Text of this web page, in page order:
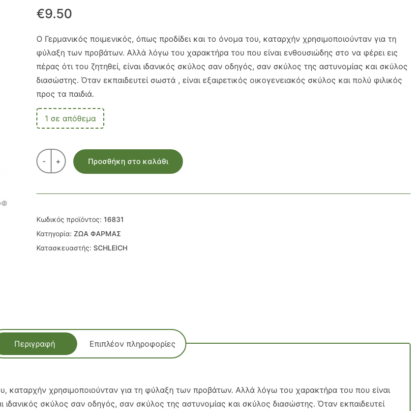
€9.50
Ο Γερμανικός ποιμενικός, όπως προδίδει και το όνομα του, καταρχήν χρησιμοποιούνταν για τη
φύλαξη των προβάτων. Αλλά λόγω του χαρακτήρα του που είναι ενθουσιώδης στο να φέρει εις
πέρας ότι του ζητηθεί, είναι ιδανικός σκύλος σαν οδηγός, σαν σκύλος της αστυνομίας και σκύλος
διασώστης. Όταν εκπαιδευτεί σωστά , είναι εξαιρετικός οικογενειακός σκύλος και πολύ φιλικός
προς τα παιδιά.
1 σε απόθεμα
- + Προσθήκη στο καλάθι
Κωδικός προϊόντος: 16831
Κατηγορία: ΖΩΑ ΦΑΡΜΑΣ
Κατασκευαστής: SCHLEICH
Περιγραφή Επιπλέον πληροφορίες
καταρχήν χρησιμοποιούνταν για τη φύλαξη των προβάτων. Αλλά λόγω του χαρακτήρα του που είναι
ιδανικός σκύλος σαν οδηγός, σαν σκύλος της αστυνομίας και σκύλος διασώστης. Όταν εκπαιδευτεί